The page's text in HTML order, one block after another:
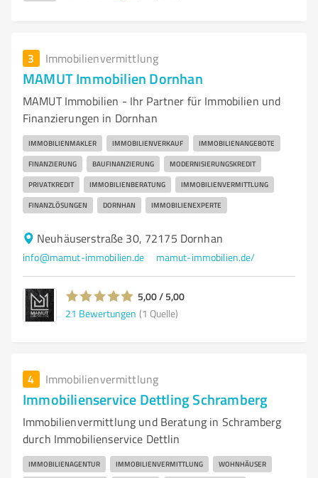
3 Immobilienvermittlung
MAMUT Immobilien Dornhan
MAMUT Immobilien - Ihr Partner für Immobilien und
Finanzierungen in Dornhan
IMMOBILIENMAKLER IMMOBILIENVERKAUF IMMOBILIENANGEBOTE
FINANZIERUNG BAUFINANZIERUNG MODERNISIERUNGSKREDIT
PRIVATKREDIT IMMOBILIENBERATUNG IMMOBILIENVERMITTLUNG
FINANZLÖSUNGEN DORNHAN IMMOBILIENEXPERTE
Neuhäuserstraße 30, 72175 Dornhan
info@mamut-immobilien.de mamut-immobilien.de/
5,00 / 5,00
21 Bewertungen (1 Quelle)
4 Immobilienvermittlung
Immobilienservice Dettling Schramberg
Immobilienvermittlung und Beratung in Schramberg
durch Immobilienservice Dettlin
IMMOBILIENAGENTUR IMMOBILIENVERMITTLUNG WOHNHÄUSER